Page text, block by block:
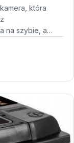
która
na szybie, a